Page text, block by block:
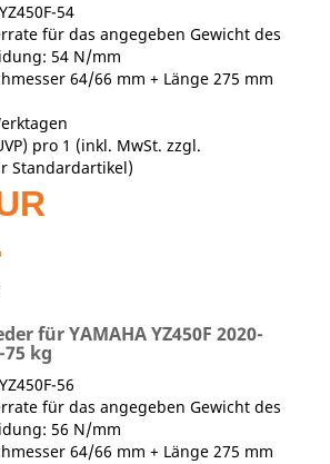
54
für das angegeben Gewicht des
54 N/mm
64/66 mm + Länge 275 mm
) pro 1 (inkl. MwSt. zzgl.
Standardartikel)
für YAMAHA YZ450F 2020-
75 kg
56
für das angegeben Gewicht des
56 N/mm
64/66 mm + Länge 275 mm